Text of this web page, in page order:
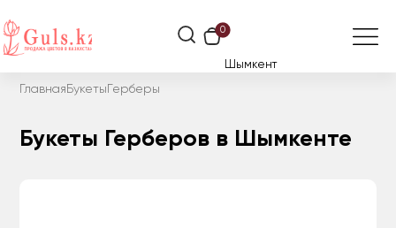
0
Шымкент
Главная Букеты Герберы
Букеты Герберов в Шымкенте